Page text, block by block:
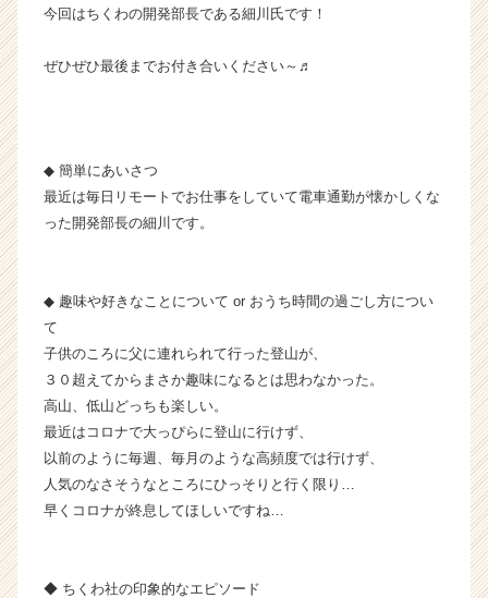
イ
ラ
チ
ャ
企
か
ら
ス
カ
ト
が
届
活
今回はちくわの開発部長である細川氏です！
ぜひぜひ最後までお付き合いください～♬
◆ 簡単にあいさつ
最近は毎日リモートでお仕事をしていて電車通勤が懐かしくな
った開発部長の細川です。
◆ 趣味や好きなことについて or おうち時間の過ごし方につい
て
子供のころに父に連れられて行った登山が、
３０超えてからまさか趣味になるとは思わなかった。
高山、低山どっちも楽しい。
最近はコロナで大っぴらに登山に行けず、
以前のように毎週、毎月のような高頻度では行けず、
人気のなさそうなところにひっそりと行く限り…
早くコロナが終息してほしいですね…
◆ ちくわ社の印象的なエピソード